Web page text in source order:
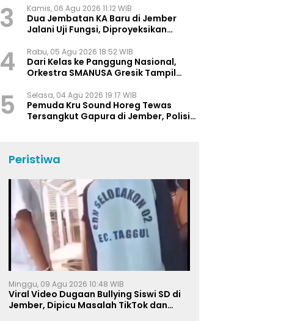
3 Kamis, 06 Agu 2026 11:12 WIB
Dua Jembatan KA Baru di Jember
Jalani Uji Fungsi, Diproyeksikan
4 Rabu, 05 Agu 2026 18:52 WIB
Dari Kelas ke Panggung Nasional,
Orkestra SMANUSA Gresik Tampil
2026
5 Selasa, 04 Agu 2026 19:17 WIB
Pemuda Kru Sound Horeg Tewas
Tersangkut Gapura di Jember, Polisi
Peristiwa
Minggu, 09 Agu 2026 10:48 WIB
Viral Video Dugaan Bullying Siswi SD di
Jember, Dipicu Masalah TikTok dan